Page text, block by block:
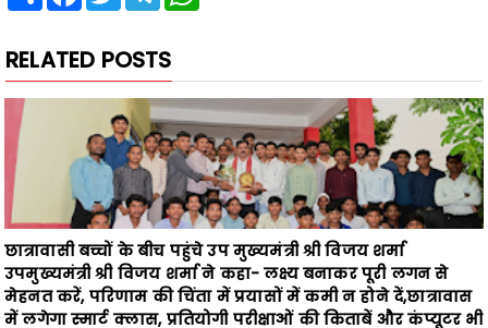
छात्रावासी बच्चों के बीच पहुंचे उप मुख्यमंत्री श्री विजय शर्मा
उपमुख्यमंत्री श्री विजय शर्मा ने कहा- लक्ष्य बनाकर पूरी लगन से
मेहनत करें, परिणाम की चिंता में प्रयासों में कमी न होने दें,छात्रावास
में लगेगा स्मार्ट क्लास, प्रतियोगी परीक्षाओं की किताबें और कंप्यूटर भी
मिलेंगे
News Desk August 08, 2026